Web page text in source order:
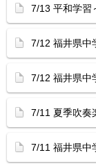
7/13 平和学習
7/12 福井県
7/12 福井県
7/11 夏季吹奏
7/11 福井県